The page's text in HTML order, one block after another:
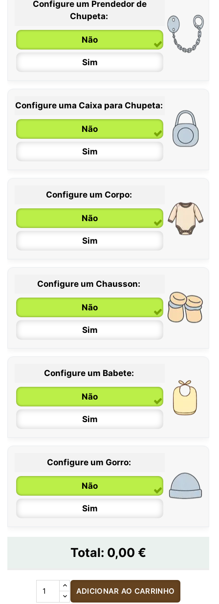
0 / 6 meses
6 / 36 meses
Configure um Prendedor de
Chupeta:
Não
Sim
Configure uma Caixa para Chupeta:
Não
Sim
Configure um Corpo:
Não
Sim
0 / 6 meses
6 / 12 meses
12 / 18 meses
Configure um Chausson:
Não
Sim
Configure um Babete:
Não
Sim
Configure um Gorro:
Não
Sim
Total: 0,00 €
ADICIONAR AO CARRINHO